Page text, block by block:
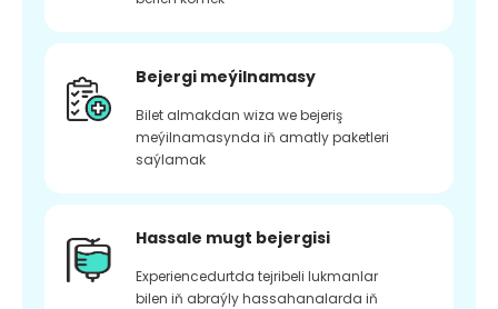
Bejergi meýilnamasy
Bilet almakdan wiza we bejeriş
meýilnamasynda iň amatly paketleri
saýlamak
Hassale mugt bejergisi
Experiencedurtda tejribeli lukmanlar
bilen iň abraýly hassahanalarda iň